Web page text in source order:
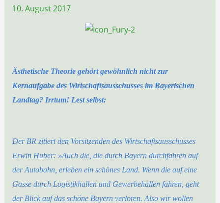
10. August 2017
Ästhetische Theorie gehört gewöhnlich nicht zur
Kernaufgabe des Wirtschaftsausschusses im Bayerischen
Landtag? Irrtum! Lest selbst:
Der BR zitiert den Vorsitzenden des Wirtschaftsausschusses
Erwin Huber: »Auch die, die durch Bayern durchfahren auf
der Autobahn, erleben ein schönes Land. Wenn die auf eine
Gasse durch Logistikhallen und Gewerbehallen fahren, geht
der Blick auf das schöne Bayern verloren. Also wir wollen